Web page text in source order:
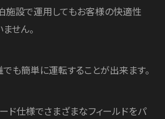
施設で運用してもお客様の快適性
せん。
も簡単に運転することが出来ます。
ド仕様でさまざまなフィールドをパ